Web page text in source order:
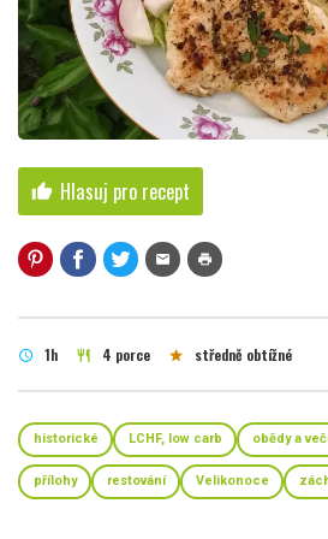
thumb_up Hlasuj pro recept
mail print
schedule 1h restaurant 4 porce star středně obtížné
historické LCHF, low carb obědy a
přílohy restování Velikonoce